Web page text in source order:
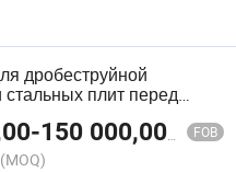
дробеструйной
стальных плит перед
-150 000,00$ FOB
(MOQ)